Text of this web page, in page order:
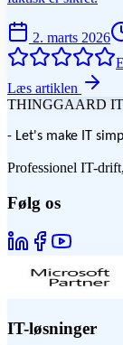
2. marts 2026
Læs artiklen
THINGGAARD IT
- Let's make IT
Professionel IT-
Følg os
IT-løsninger